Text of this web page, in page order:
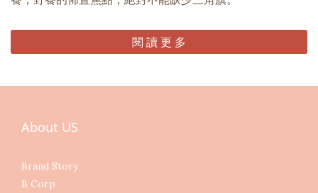
閱 讀 更 多
About US
Brand Story
B Corp